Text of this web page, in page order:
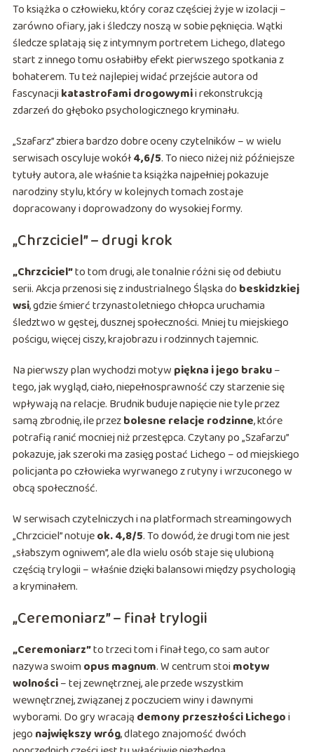
To książka o człowieku, który coraz częściej żyje w izolacji –
zarówno ofiary, jak i śledczy noszą w sobie pęknięcia. Wątki
śledcze splatają się z intymnym portretem Lichego, dlatego
start z innego tomu osłabiłby efekt pierwszego spotkania z
bohaterem. Tu też najlepiej widać przejście autora od
fascynacji katastrofami drogowymii rekonstrukcją
zdarzeń do głęboko psychologicznego kryminału.
„Szafarz” zbiera bardzo dobre oceny czytelników – w wielu
serwisach oscyluje wokół4,6/5. To nieco niżej niż późniejsze
tytuły autora, ale właśnie ta książka najpełniej pokazuje
narodziny stylu, który w kolejnych tomach zostaje
dopracowany i doprowadzony do wysokiej formy.
„Chrzciciel” – drugi krok
„Chrzciciel”to tom drugi, ale tonalnie różni się od debiutu
serii. Akcja przenosi się z industrialnego Śląska do beskidzkiej
wsi, gdzie śmierć trzynastoletniego chłopca uruchamia
śledztwo w gęstej, dusznej społeczności. Mniej tu miejskiego
pościgu, więcej ciszy, krajobrazu i rodzinnych tajemnic.
Na pierwszy plan wychodzi motyw piękna i jego braku–
tego, jak wygląd, ciało, niepełnosprawność czy starzenie się
wpływają na relacje. Brudnik buduje napięcie nie tyle przez
samą zbrodnię, ile przezbolesne relacje rodzinne, które
potrafią ranić mocniej niż przestępca. Czytany po „Szafarzu”
pokazuje, jak szeroki ma zasięg postać Lichego – od miejskiego
policjanta po człowieka wyrwanego z rutyny i wrzuconego w
obcą społeczność.
W serwisach czytelniczych i na platformach streamingowych
„Chrzciciel” notujeok. 4,8/5. To dowód, że drugi tom nie jest
„słabszym ogniwem”, ale dla wielu osób staje się ulubioną
częścią trylogii – właśnie dzięki balansowi między psychologią
a kryminałem.
„Ceremoniarz” – finał trylogii
„Ceremoniarz”to trzeci tom i finał tego, co sam autor
nazywa swoimopus magnum. W centrum stoi motyw
wolności– tej zewnętrznej, ale przede wszystkim
wewnętrznej, związanej z poczuciem winy i dawnymi
wyborami. Do gry wracają demony przeszłości Lichegoi
jego największy wróg, dlatego znajomość dwóch